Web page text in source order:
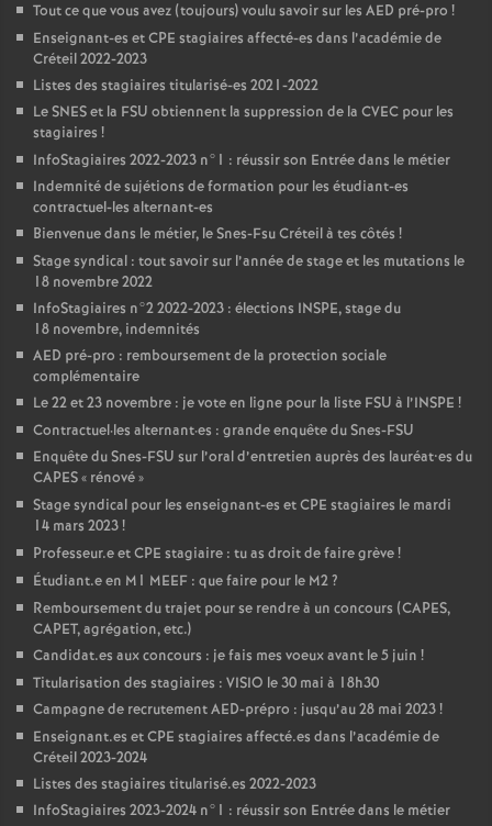
Tout ce que vous avez (toujours) voulu savoir sur les AED pré-pro !
Enseignant-es etCPE stagiaires affecté-es dans l’académie de
Créteil 2022-2023
Listes des stagiaires titularisé-es 2021-2022
LeSNESet la FSU obtiennent la suppression de la CVEC pour les
stagiaires !
InfoStagiaires 2022-2023 n°1 : réussir son Entrée dans le métier
Indemnité de sujétions de formation pour les étudiant-es
contractuel-les alternant-es
Bienvenue dans le métier, le Snes-Fsu Créteil à tes côtés !
Stage syndical : tout savoir sur l’année de stage et les mutations le
18 novembre 2022
InfoStagiaires n°2 2022-2023 : élections INSPE, stage du
18 novembre, indemnités
AED pré-pro : remboursement de la protection sociale
complémentaire
Le 22 et 23 novembre : je vote en ligne pour la liste FSU à l’INSPE !
Contractuel·les alternant·es : grande enquête du Snes-FSU
Enquête du Snes-FSU sur l’oral d’entretien auprès des lauréat•es du
CAPES« rénové»
Stage syndical pour les enseignant-es etCPE stagiaires le mardi
14 mars 2023!
Professeur.e etCPE stagiaire : tu as droit de faire grève!
Étudiant.e en M1 MEEF : que faire pour le M2?
Remboursement du trajet pour se rendre à un concours (CAPES,
CAPET, agrégation, etc.)
Candidat.es aux concours : je fais mes voeux avant le 5 juin !
Titularisation des stagiaires : VISIO le 30 mai à 18h30
Campagne de recrutementAED-prépro : jusqu’au 28 mai 2023!
Enseignant.es etCPE stagiaires affecté.es dans l’académie de
Créteil 2023-2024
Listes des stagiaires titularisé.es 2022-2023
InfoStagiaires 2023-2024 n°1 : réussir son Entrée dans le métier